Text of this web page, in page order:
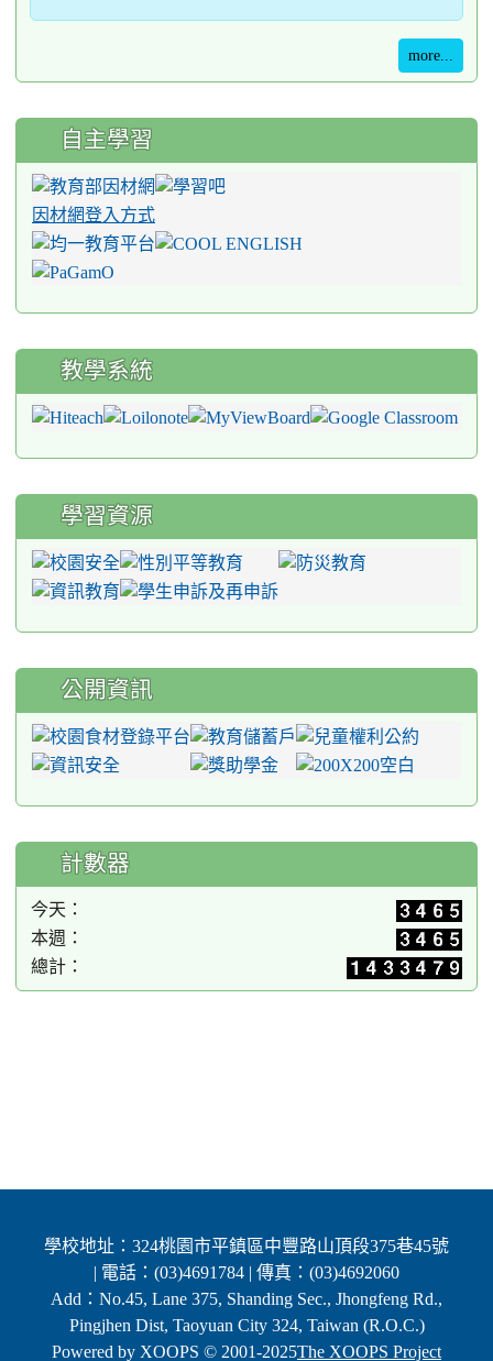
more...
自主學習
因材網登入方式
教學系統
學習資源
公開資訊
計數器
今天：
本週：
總計：
學校地址：324桃園市平鎮區中豐路山頂段375巷45號
| 電話：(03)4691784 | 傳真：(03)4692060
Add：No.45, Lane 375, Shanding Sec., Jhongfeng Rd.,
Pingjhen Dist, Taoyuan City 324, Taiwan (R.O.C.)
Powered by XOOPS © 2001-2025The XOOPS Project